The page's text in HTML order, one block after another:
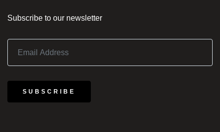
Subscribe to our newsletter
SUBSCRIBE